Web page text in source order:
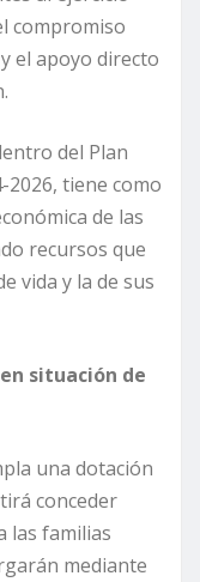
compromiso
el apoyo directo
del Plan
2026, tiene como
de las
recursos que
vida y la de sus
situación de
una dotación
conceder
las familias
mediante